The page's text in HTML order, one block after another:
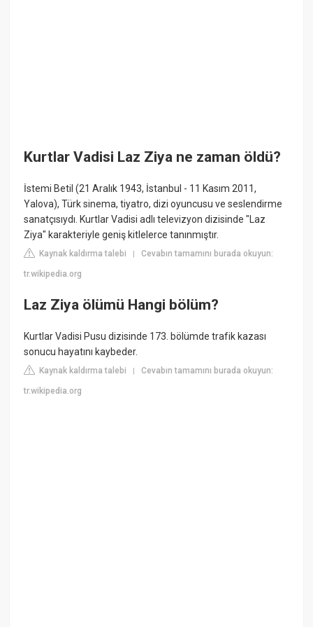
Kurtlar Vadisi Laz Ziya ne zaman öldü?
İstemi Betil (21 Aralık 1943, İstanbul - 11 Kasım 2011,
Yalova), Türk sinema, tiyatro, dizi oyuncusu ve seslendirme
sanatçısıydı. Kurtlar Vadisi adlı televizyon dizisinde "Laz
Ziya" karakteriyle geniş kitlelerce tanınmıştır.
Kaynak kaldırma talebi |Cevabın tamamını burada okuyun:
tr.wikipedia.org
Laz Ziya ölümü Hangi bölüm?
Kurtlar Vadisi Pusu dizisinde 173. bölümde trafik kazası
sonucu hayatını kaybeder.
Kaynak kaldırma talebi |Cevabın tamamını burada okuyun:
tr.wikipedia.org